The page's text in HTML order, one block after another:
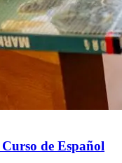
de Español